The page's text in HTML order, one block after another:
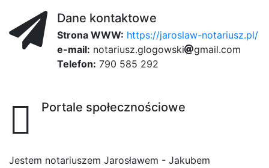
Dane kontaktowe
Strona WWW: https://jaroslaw-notariusz.pl/
e-mail: nota6
riudac
sz.gloe5
goc
ws1f
ki 93d
gmf
ail.com
Telefon: 790 585 292
Portale społecznościowe
Jestem notariuszem Jarosławem - Jakubem